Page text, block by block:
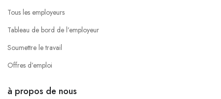
Tous les employeurs
Tableau de bord de l’employeur
Soumettre le travail
Offres d’emploi
à propos de nous